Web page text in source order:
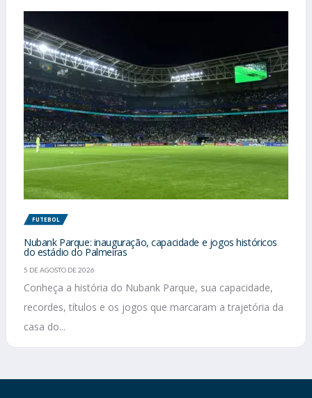
FUTEBOL
Nubank Parque: inauguração, capacidade e jogos históricos
do estádio do Palmeiras
5 DE AGOSTO DE 2026
Conheça a história do Nubank Parque, sua capacidade,
recordes, títulos e os jogos que marcaram a trajetória da
casa do...